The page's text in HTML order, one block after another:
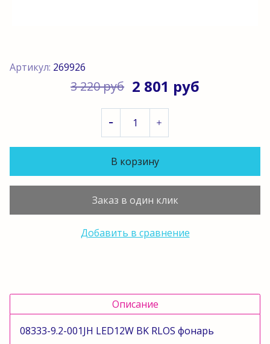
Артикул: 269926
3 220 руб 2 801 руб
В корзину
Заказ в один клик
Добавить в сравнение
Описание
08333-9.2-001JH LED12W BK RLOS фонарь